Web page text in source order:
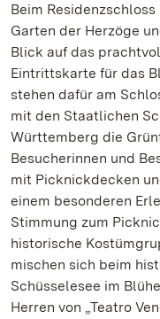
Beim
Garten der Herzöge
Blick auf das
Eintrittskarte für das
stehen dafür am
mit den Staatlichen
Württemberg die
Besucherinnen und
mit Picknickdecken
einem besonderen
Stimmung zum
historische
mischen sich beim
Schüsselesee im
Herren von „Teatro